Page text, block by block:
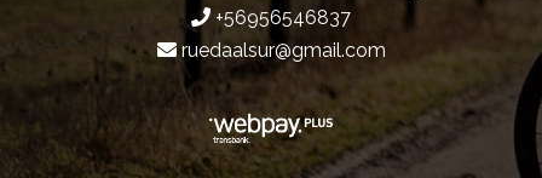
+56956546837
ruedaalsur@gmail.com